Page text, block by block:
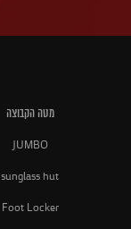
מטה הקבוצה
JUMBO
sunglass hut
Foot Locker